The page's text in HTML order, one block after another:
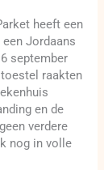
heeft een
Jordaans
september
raakten
en de
verdere
nog in volle